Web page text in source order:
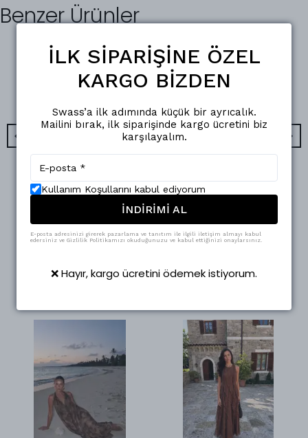
Benzer Ürünler
Luna Button Suit Süet Bordo
%15 ₺ 3,199.00
3 Beden
%11
₺ 3,250.00
₺ 2,890.00
İLK SİPARİŞİNE ÖZEL
KARGO BİZDEN
Swass’a ilk adımında küçük bir ayrıcalık.
Mailini bırak, ilk siparişinde kargo ücretini biz
karşılayalım.
Kullanım Koşullarını kabul ediyorum
İNDİRİMİ AL
E-posta adresinizi girerek pazarlama ve tanıtım ile ilgili iletişim almayı kabul
edersiniz ve Gizlilik Politikamızı okuduğunuzu ve kabul ettiğinizi onaylarsınız.
❌ Hayır, kargo ücretini ödemek istiyorum.